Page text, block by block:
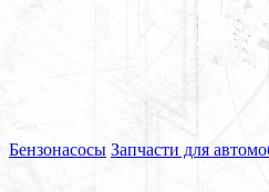
Бензонасосы Запчасти для